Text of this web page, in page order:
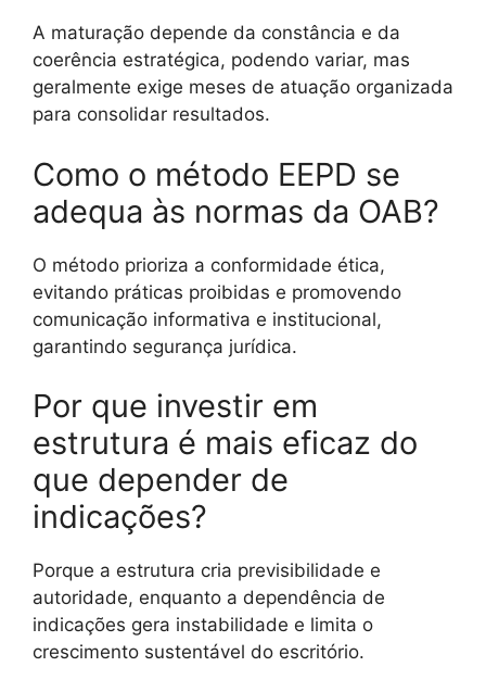
A maturação depende da constância e da
coerência estratégica, podendo variar, mas
geralmente exige meses de atuação organizada
para consolidar resultados.
Como o método EEPD se
adequa às normas da OAB?
O método prioriza a conformidade ética,
evitando práticas proibidas e promovendo
comunicação informativa e institucional,
garantindo segurança jurídica.
Por que investir em
estrutura é mais eficaz do
que depender de
indicações?
Porque a estrutura cria previsibilidade e
autoridade, enquanto a dependência de
indicações gera instabilidade e limita o
crescimento sustentável do escritório.